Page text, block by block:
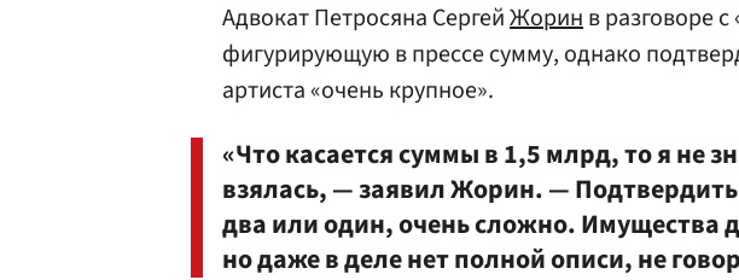
Адвокат Петросяна СергейЖоринв разговоре
фигурирующую в прессе сумму, однако
артиста «очень крупное».
«Что касается суммы в 1,5 млрд, то я не
взялась, — заявил Жорин. —
два или один, очень сложно. Имущества
но даже в деле нет полной описи, не